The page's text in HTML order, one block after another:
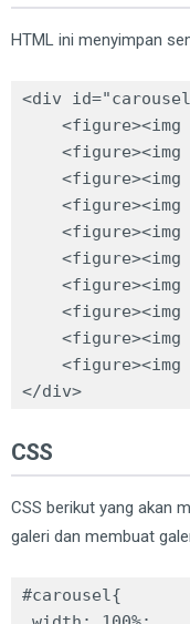
HTML ini menyimpan
<div
<figure><img
<figure><img
<figure><img
<figure><img
<figure><img
<figure><img
<figure><img
<figure><img
<figure><img
<figure><img
</div>
CSS
CSS berikut yang akan
galeri dan membuat
#carousel{